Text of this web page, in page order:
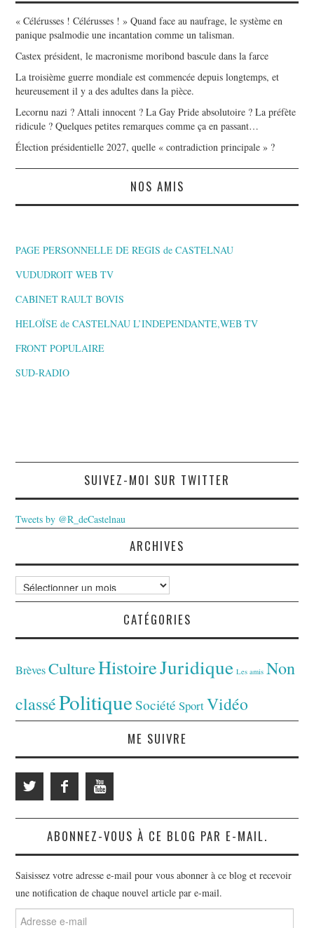
« Célérusses ! Célérusses ! » Quand face au naufrage, le système en
panique psalmodie une incantation comme un talisman.
Castex président, le macronisme moribond bascule dans la farce
La troisième guerre mondiale est commencée depuis longtemps, et
heureusement il y a des adultes dans la pièce.
Lecornu nazi ? Attali innocent ? La Gay Pride absolutoire ? La préfète
ridicule ? Quelques petites remarques comme ça en passant…
Élection présidentielle 2027, quelle « contradiction principale » ?
NOS AMIS
PAGE PERSONNELLE DE REGIS de CASTELNAU
VUDUDROIT WEB TV
CABINET RAULT BOVIS
HELOÏSE de CASTELNAU L’INDEPENDANTE,WEB TV
FRONT POPULAIRE
SUD-RADIO
SUIVEZ-MOI SUR TWITTER
Tweets by @R_deCastelnau
ARCHIVES
Archives
CATÉGORIES
Brèves CultureHistoireJuridique Les amis Non
classéPolitiqueSociété SportVidéo
ME SUIVRE
ABONNEZ-VOUS À CE BLOG PAR E-MAIL.
Saisissez votre adresse e-mail pour vous abonner à ce blog et recevoir
une notification de chaque nouvel article par e-mail.
Adresse